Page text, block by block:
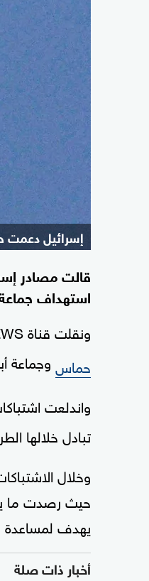
إسرائيل دعمت
قالت مصادر
استهداف
ونقلت قناة i24NEWS عن المصادر، أن
حماس وجماعة
واندلعت
تبادل خلالها
وخلال
يهدف لمساعدة
أخبار ذات صلة